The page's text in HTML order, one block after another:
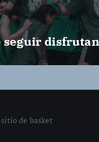
de basket